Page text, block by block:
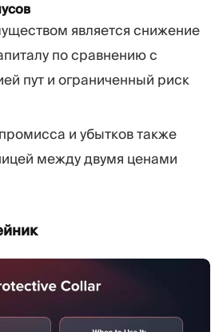
является снижение
по сравнению с
пут и ограниченный риск
и убытков также
между двумя ценами